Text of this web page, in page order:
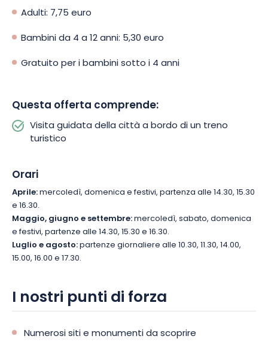
Adulti: 7,75 euro
Bambini da 4 a 12 anni: 5,30 euro
Gratuito per i bambini sotto i 4 anni
Questa offerta comprende:
Visita guidata della città a bordo di un treno
turistico
Orari
Aprile:mercoledì, domenica e festivi, partenza alle 14.30, 15.30
e 16.30.
Maggio, giugno e settembre:mercoledì, sabato, domenica
e festivi, partenze alle 14.30, 15.30 e 16.30.
Luglio e agosto:partenze giornaliere alle 10.30, 11.30, 14.00,
15.00, 16.00 e 17.30.
I nostri punti di forza
Numerosi siti e monumenti da scoprire